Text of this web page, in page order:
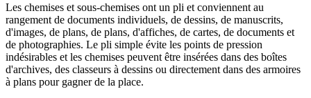
Les chemises et sous-chemises ont un pli et conviennent au
rangement de documents individuels, de dessins, de manuscrits,
d'images, de plans, de plans, d'affiches, de cartes, de documents et
de photographies. Le pli simple évite les points de pression
indésirables et les chemises peuvent être insérées dans des boîtes
d'archives, des classeurs à dessins ou directement dans des armoires
à plans pour gagner de la place.